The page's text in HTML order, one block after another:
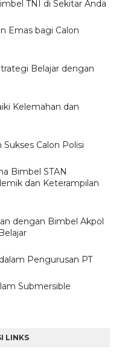
TNI di Sekitar Anda
Emas bagi Calon
Belajar dengan
Kelemahan dan
Calon Polisi
Bimbel STAN
dan Keterampilan
dengan Bimbel Akpol
Pengurusan PT
Submersible
LINKS